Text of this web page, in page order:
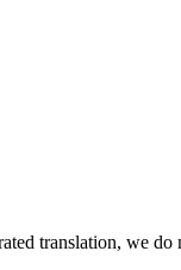
translation, we